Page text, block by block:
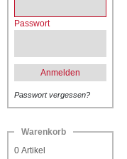
Passwort
Anmelden
Passwort vergessen?
Warenkorb
0 Artikel